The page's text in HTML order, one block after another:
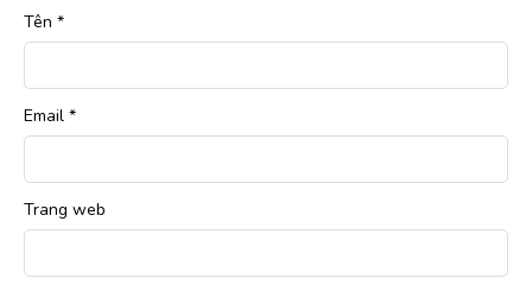
Tên *
Email *
Trang web